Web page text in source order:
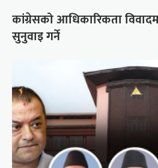
कांग्रेसको आधिकारिकता
सुनुवाइ गर्ने